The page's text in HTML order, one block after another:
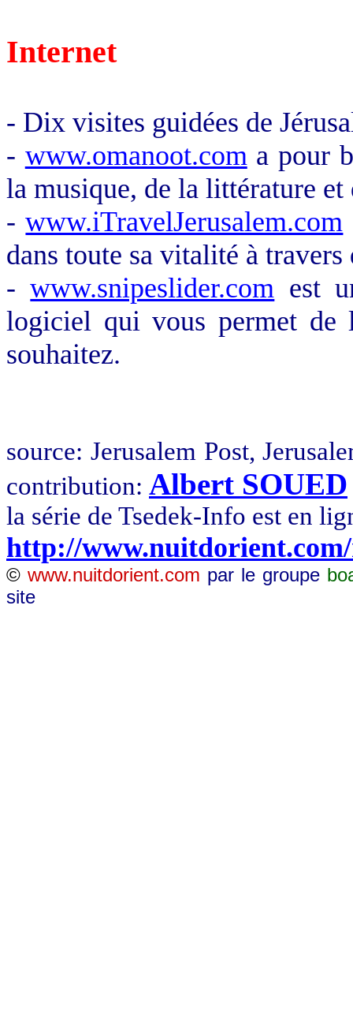
Internet
- Dix visites guidées de
- www.omanoot.com a pour
la musique, de la littérature
-www.iTravelJerusalem.com
dans toute sa vitalité à travers
-www.snipeslider.com est
logiciel qui vous permet de
souhaitez.
source: Jerusalem Post,
contribution: Albert SOUED
la série de Tsedek-Info est en
http://
© www.nuitdorient.com par le groupe
site